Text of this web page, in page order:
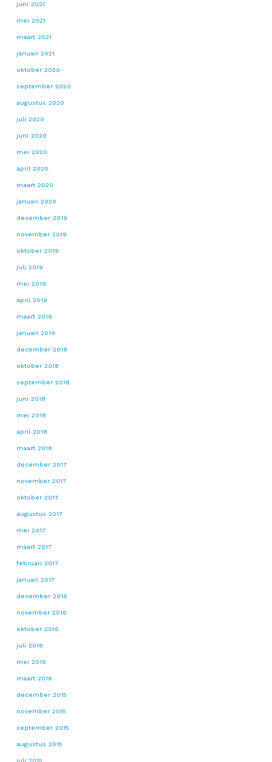
juni 2021
mei 2021
maart 2021
januari 2021
oktober 2020
september 2020
augustus 2020
juli 2020
juni 2020
mei 2020
april 2020
maart 2020
januari 2020
december 2019
november 2019
oktober 2019
juli 2019
mei 2019
april 2019
maart 2019
januari 2019
december 2018
oktober 2018
september 2018
juni 2018
mei 2018
april 2018
maart 2018
december 2017
november 2017
oktober 2017
augustus 2017
mei 2017
maart 2017
februari 2017
januari 2017
december 2016
november 2016
oktober 2016
juli 2016
mei 2016
maart 2016
december 2015
november 2015
september 2015
augustus 2015